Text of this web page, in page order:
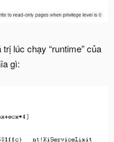
lúc chạy “runtime” của
gì: